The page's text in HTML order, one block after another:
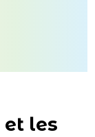
les